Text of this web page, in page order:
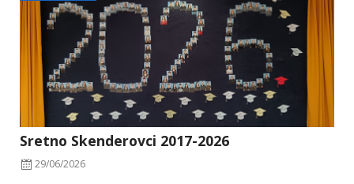
Sretno Skenderovci 2017-2026
29/06/2026